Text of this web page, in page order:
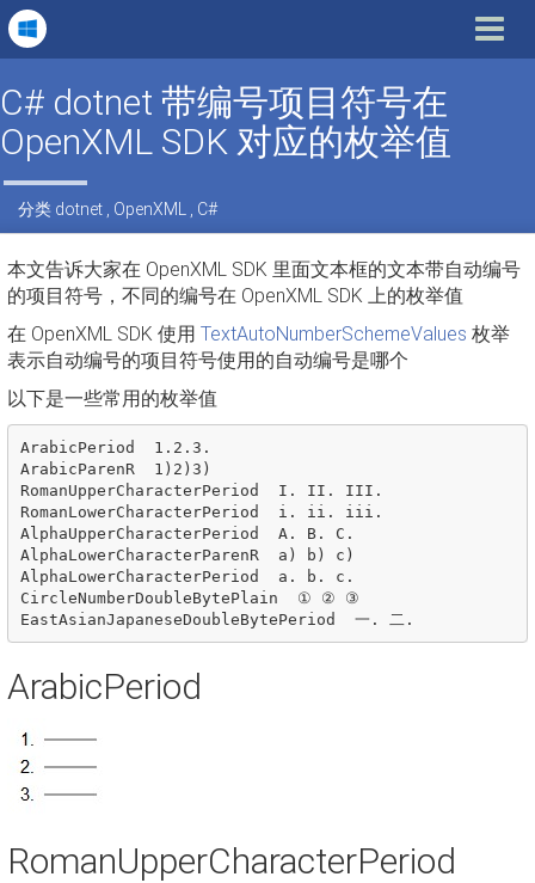
Toggle
C# dotnet 带编号项目符号在
OpenXML SDK 对应的枚举值
分类 dotnet OpenXML C#
本文告诉大家在 OpenXML SDK 里面文本框的文本带自动编号
的项目符号，不同的编号在 OpenXML SDK 上的枚举值
在 OpenXML SDK 使用 TextAutoNumberSchemeValues 枚举
表示自动编号的项目符号使用的自动编号是哪个
以下是一些常用的枚举值
ArabicPeriod  1.2.3.
ArabicParenR  1)2)3)
RomanUpperCharacterPeriod  I. II. III.
RomanLowerCharacterPeriod  i. ii. iii.
AlphaUpperCharacterPeriod  A. B. C.
AlphaLowerCharacterParenR  a) b) c)
AlphaLowerCharacterPeriod  a. b. c.
CircleNumberDoubleBytePlain  ① ② ③
ArabicPeriod
RomanUpperCharacterPeriod